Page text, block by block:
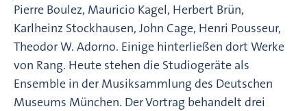
Pierre Boulez, Mauricio Kagel, Herbert Brün,
Karlheinz Stockhausen, John Cage, Henri Pousseur,
Theodor W. Adorno. Einige hinterließen dort Werke
von Rang. Heute stehen die Studiogeräte als
Ensemble in der Musiksammlung des Deutschen
Museums München. Der Vortrag behandelt drei